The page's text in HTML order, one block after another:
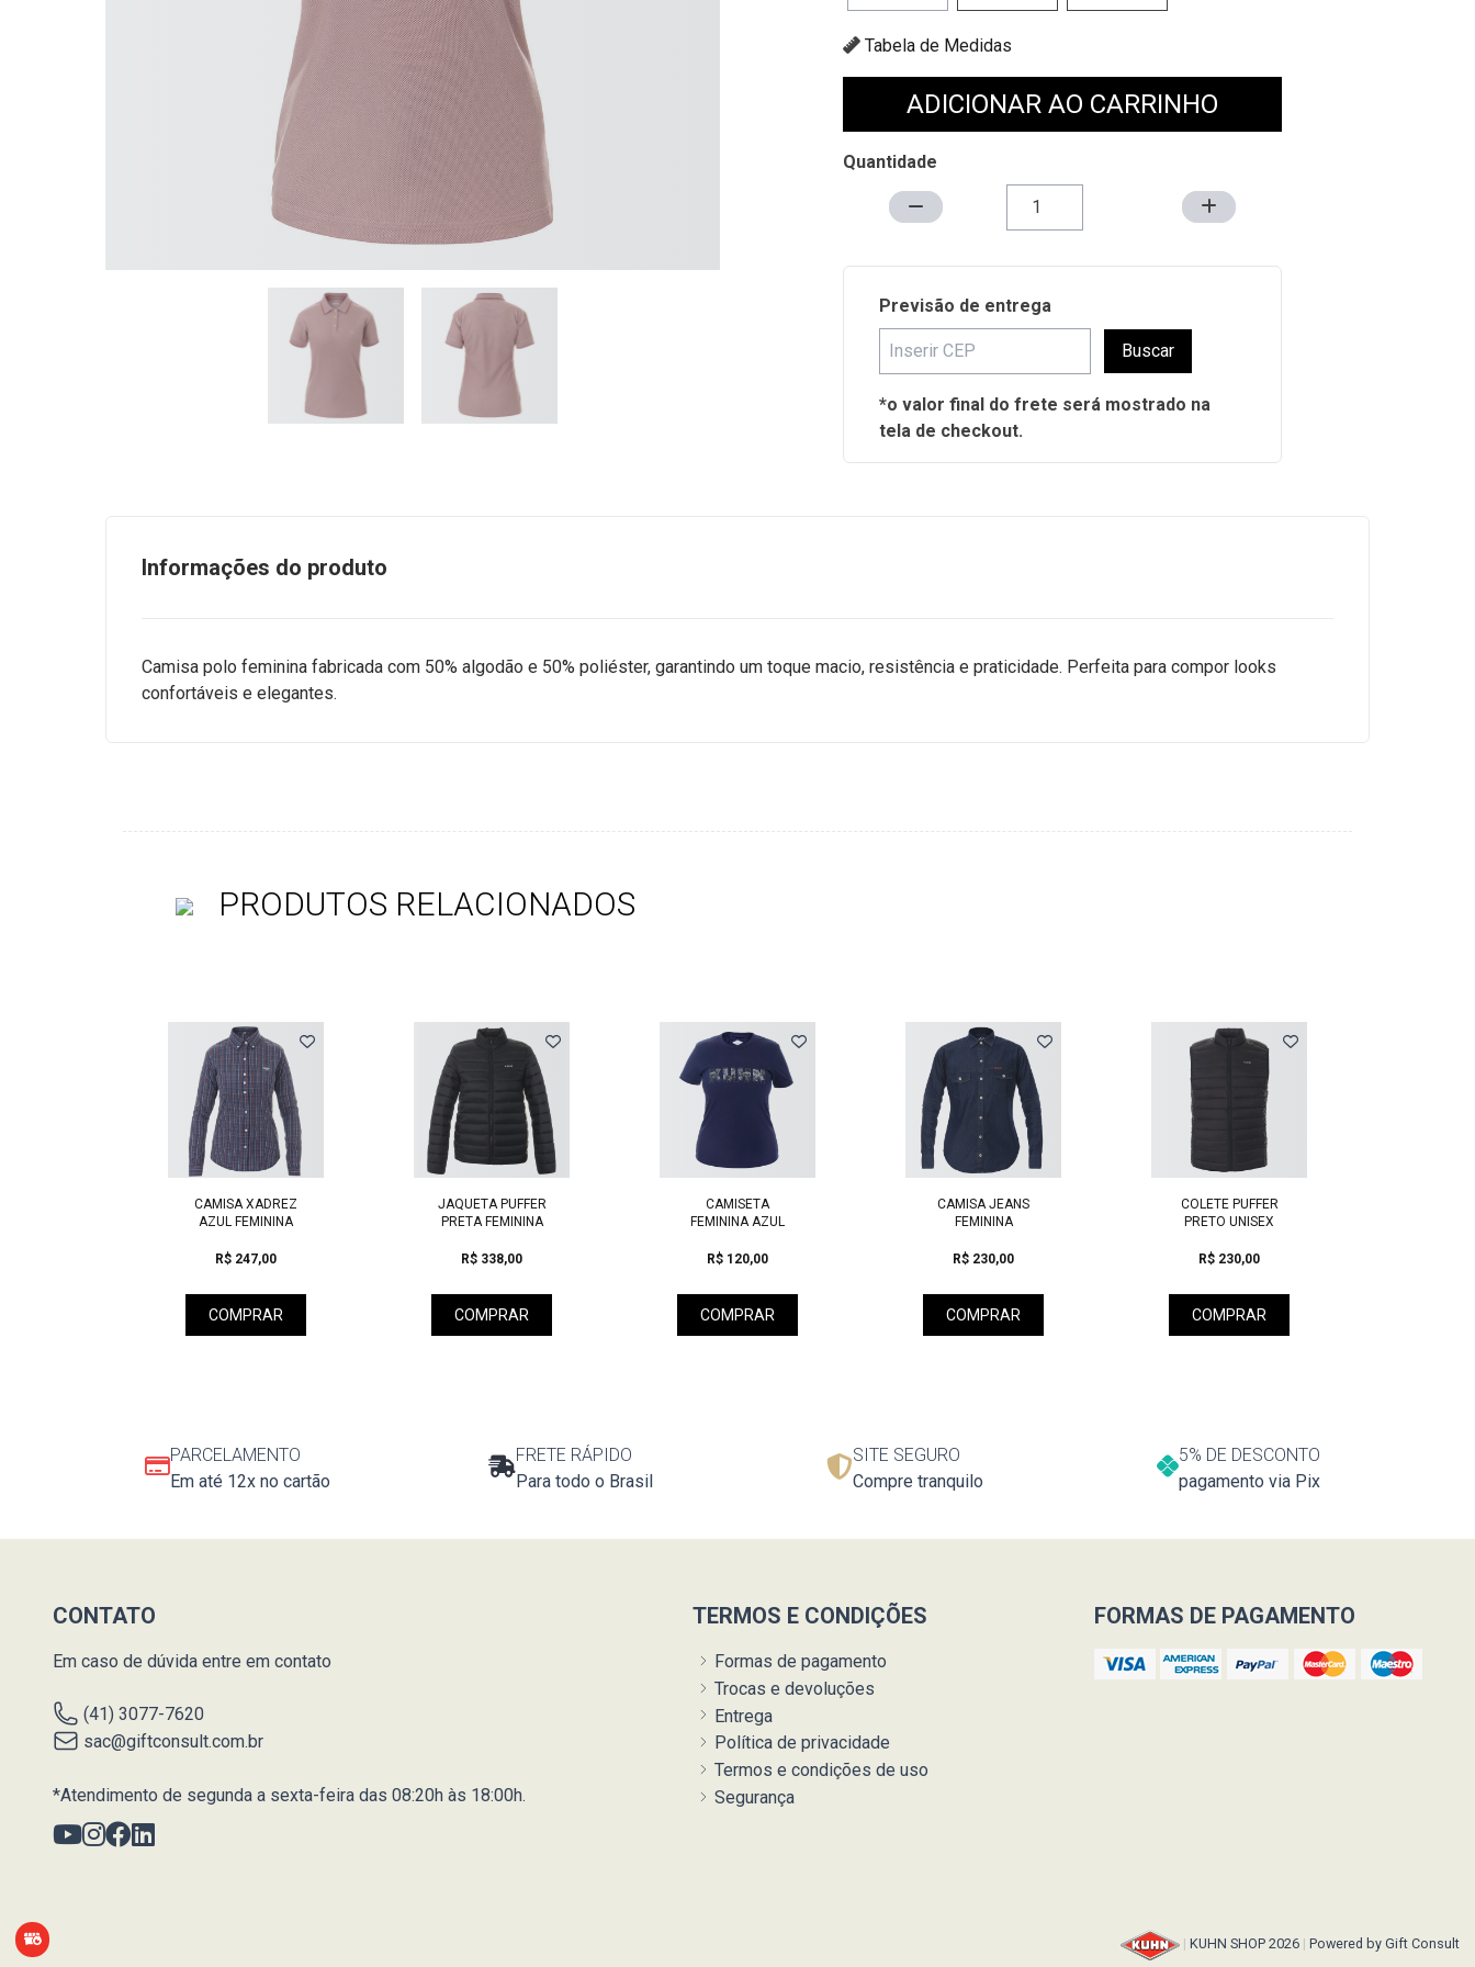
Tabela de Medidas
ADICIONAR AO CARRINHO
Quantidade
Previsão de entrega
Buscar
*o valor final do frete será mostrado na
tela de checkout.
Informações do produto
Camisa polo feminina fabricada com 50% algodão e 50% poliéster, garantindo um toque macio, resistência e praticidade. Perfeita para compor looks
confortáveis e elegantes.
PRODUTOS RELACIONADOS
CAMISA XADREZ
AZUL FEMININA
R$ 247,00
COMPRAR
JAQUETA PUFFER
PRETA FEMININA
R$ 338,00
COMPRAR
CAMISETA
FEMININA AZUL
R$ 120,00
COMPRAR
CAMISA JEANS
FEMININA
R$ 230,00
COMPRAR
COLETE PUFFER
PRETO UNISEX
R$ 230,00
COMPRAR
PARCELAMENTO
Em até 12x no cartão
FRETE RÁPIDO
Para todo o Brasil
SITE SEGURO
Compre tranquilo
5% DE DESCONTO
pagamento via Pix
CONTATO
Em caso de dúvida entre em contato
(41) 3077-7620
sac@giftconsult.com.br
*Atendimento de segunda a sexta-feira das 08:20h às 18:00h.
TERMOS E CONDIÇÕES
Formas de pagamento
Trocas e devoluções
Entrega
Política de privacidade
Termos e condições de uso
Segurança
FORMAS DE PAGAMENTO